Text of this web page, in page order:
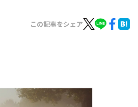
この記事をシェア